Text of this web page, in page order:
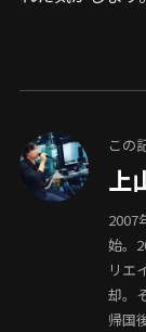
この
上
2007
始。
リエ
却。
帰国